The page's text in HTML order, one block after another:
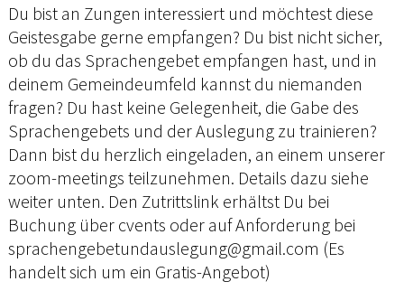
Du bist an Zungen interessiert und möchtest diese
Geistesgabe gerne empfangen? Du bist nicht sicher,
ob du das Sprachengebet empfangen hast, und in
deinem Gemeindeumfeld kannst du niemanden
fragen? Du hast keine Gelegenheit, die Gabe des
Sprachengebets und der Auslegung zu trainieren?
Dann bist du herzlich eingeladen, an einem unserer
zoom-meetings teilzunehmen. Details dazu siehe
weiter unten. Den Zutrittslink erhältst Du bei
Buchung über cvents oder auf Anforderung bei
sprachengebetundauslegung@gmail.com (Es
handelt sich um ein Gratis-Angebot)